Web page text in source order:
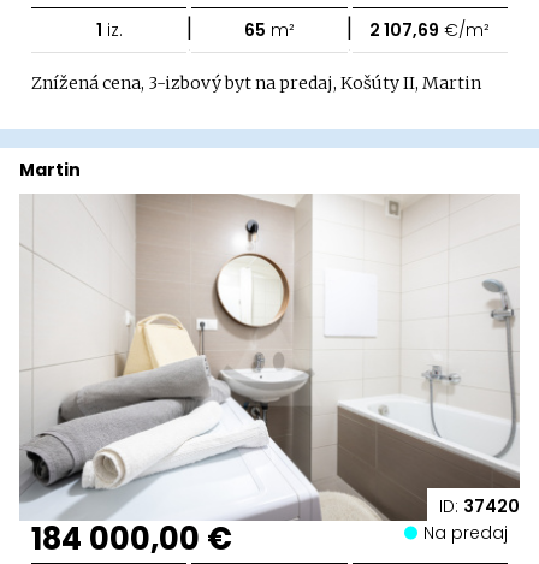
1 iz. | 65 m² | 2 107,69 €/m²
Znížená cena, 3-izbový byt na predaj, Košúty II, Martin
ID: 37420
Martin
184 000,00 € Na predaj